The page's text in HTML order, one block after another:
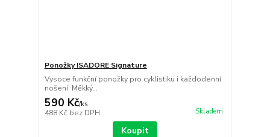
Ponožky ISADORE Signature
Vysoce funkční ponožky pro cyklistiku i každodenní
nošení. Měkký...
590 Kč/ks
488 Kč bez DPH Skladem
Koupit